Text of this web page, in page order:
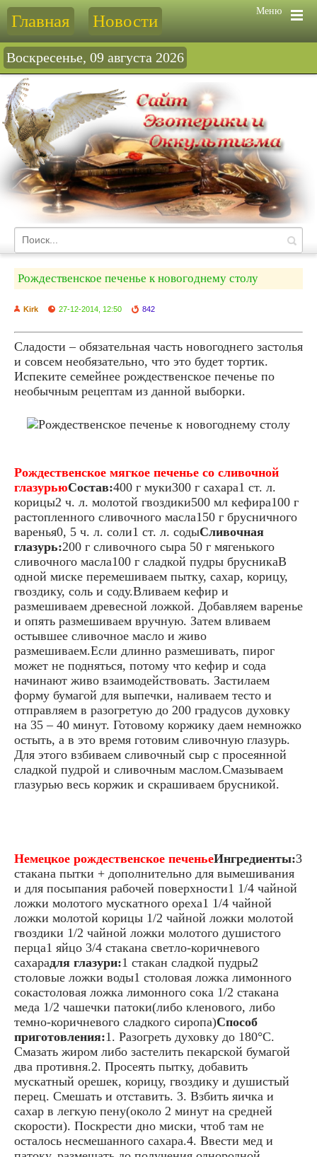
Меню
Главная Новости
Воскресенье, 09 августа 2026
Рождественское печенье к новогоднему столу
Kirk 27-12-2014, 12:50 842
Сладости – обязательная часть новогоднего застолья
и совсем необязательно, что это будет тортик.
Испеките семейнее рождественское печенье по
необычным рецептам из данной выборки.
Рождественское мягкое печенье со сливочной
глазурьюСостав:400 г муки300 г сахара1 ст. л.
корицы2 ч. л. молотой гвоздики500 мл кефира100 г
растопленного сливочного масла150 г брусничного
варенья0, 5 ч. л. соли1 ст. л. содыСливочная
глазурь:200 г сливочного сыра 50 г мягенького
сливочного масла100 г сладкой пудры брусникаВ
одной миске перемешиваем пытку, сахар, корицу,
гвоздику, соль и соду.Вливаем кефир и
размешиваем древесной ложкой. Добавляем варенье
и опять размешиваем вручную. Затем вливаем
остывшее сливочное масло и живо
размешиваем.Если длинно размешивать, пирог
может не подняться, потому что кефир и сода
начинают живо взаимодействовать. Застилаем
форму бумагой для выпечки, наливаем тесто и
отправляем в разогретую до 200 градусов духовку
на 35 – 40 минут. Готовому коржику даем немножко
остыть, а в это время готовим сливочную глазурь.
Для этого взбиваем сливочный сыр с просеянной
сладкой пудрой и сливочным маслом.Смазываем
глазурью весь коржик и скрашиваем брусникой.
Немецкое рождественское печеньеИнгредиенты:3
стакана пытки + дополнительно для вымешивания
и для посыпания рабочей поверхности1 1/4 чайной
ложки молотого мускатного ореха1 1/4 чайной
ложки молотой корицы 1/2 чайной ложки молотой
гвоздики 1/2 чайной ложки молотого душистого
перца1 яйцо 3/4 стакана светло-коричневого
сахарадля глазури:1 стакан сладкой пудры2
столовые ложки воды1 столовая ложка лимонного
сокастоловая ложка лимонного сока 1/2 стакана
меда 1/2 чашечки патоки(либо кленового, либо
темно-коричневого сладкого сиропа)Способ
приготовления:1. Разогреть духовку до 180°С.
Смазать жиром либо застелить пекарской бумагой
два противня.2. Просеять пытку, добавить
мускатный орешек, корицу, гвоздику и душистый
перец. Смешать и отставить. 3. Взбить яичка и
сахар в легкую пену(около 2 минут на средней
скорости). Поскрести дно миски, чтоб там не
осталось несмешанного сахара.4. Ввести мед и